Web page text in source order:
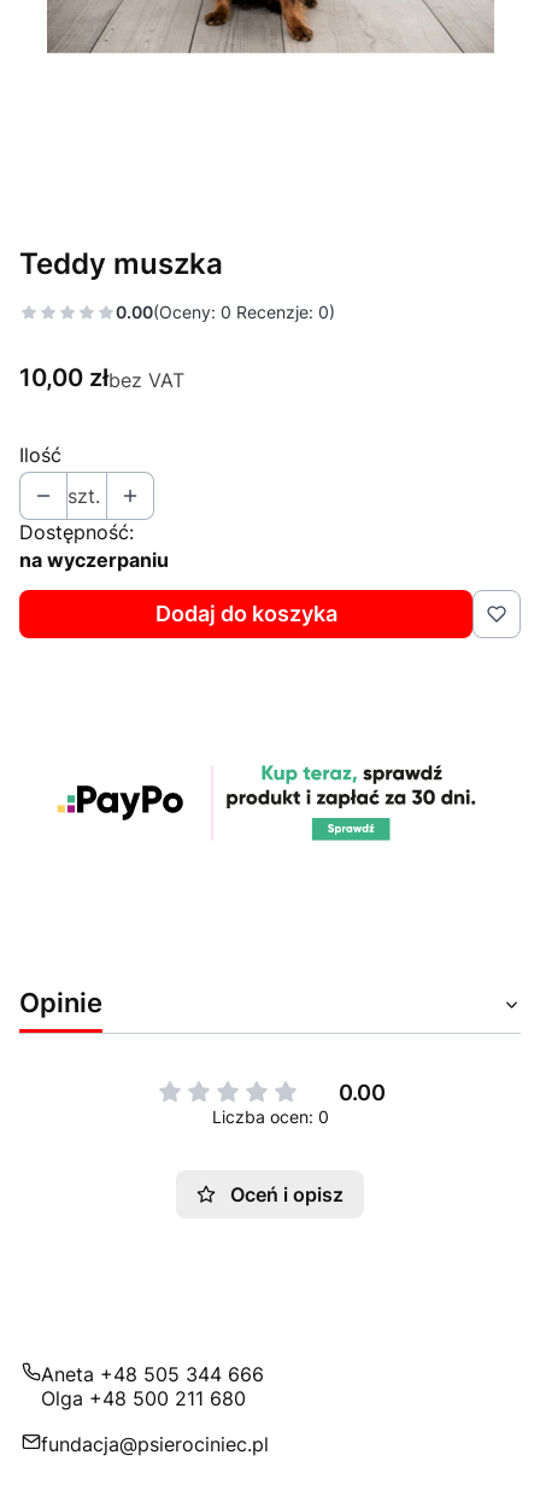
Teddy muszka
0.00(Oceny: 0 Recenzje: 0)
Cena
10,00 złbez VAT
Ilość
szt.
Dostępność:
na wyczerpaniu
Dodaj do koszyka
Opinie
0.00
Liczba ocen: 0
Oceń i opisz
Aneta +48 505 344 666
Olga +48 500 211 680
fundacja@psierociniec.pl